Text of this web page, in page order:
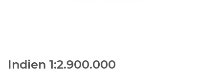
Indien 1:2.900.000